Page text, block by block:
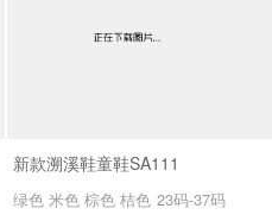
新款溯溪鞋童鞋SA111
绿色 米色 棕色 桔色 23码-37码